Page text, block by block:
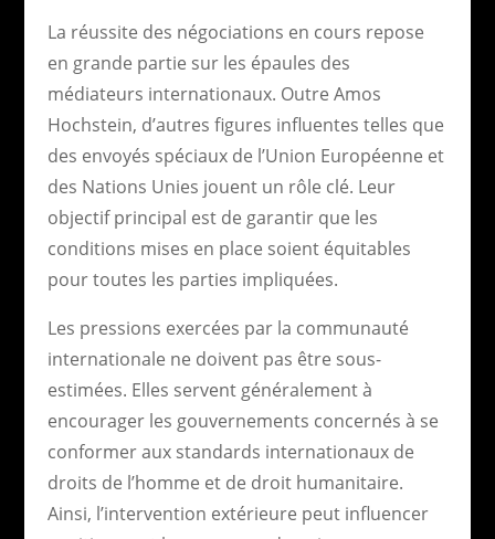
La réussite des négociations en cours repose
en grande partie sur les épaules des
médiateurs internationaux. Outre Amos
Hochstein, d’autres figures influentes telles que
des envoyés spéciaux de l’Union Européenne et
des Nations Unies jouent un rôle clé. Leur
objectif principal est de garantir que les
conditions mises en place soient équitables
pour toutes les parties impliquées.
Les pressions exercées par la communauté
internationale ne doivent pas être sous-
estimées. Elles servent généralement à
encourager les gouvernements concernés à se
conformer aux standards internationaux de
droits de l’homme et de droit humanitaire.
Ainsi, l’intervention extérieure peut influencer